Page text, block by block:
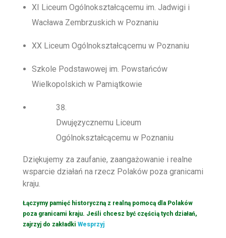
XI Liceum Ogólnokształcącemu im. Jadwigi i
Wacława Zembrzuskich w Poznaniu
XX Liceum Ogólnokształcącemu w Poznaniu
Szkole Podstawowej im. Powstańców
Wielkopolskich w Pamiątkowie
Dwujęzycznemu Liceum
Ogólnokształcącemu w Poznaniu
Dziękujemy za zaufanie, zaangażowanie i realne
wsparcie działań na rzecz Polaków poza granicami
kraju.
Łączymy pamięć historyczną z realną pomocą dla Polaków
poza granicami kraju. Jeśli chcesz być częścią tych działań,
zajrzyj do zakładki Wesprzyj